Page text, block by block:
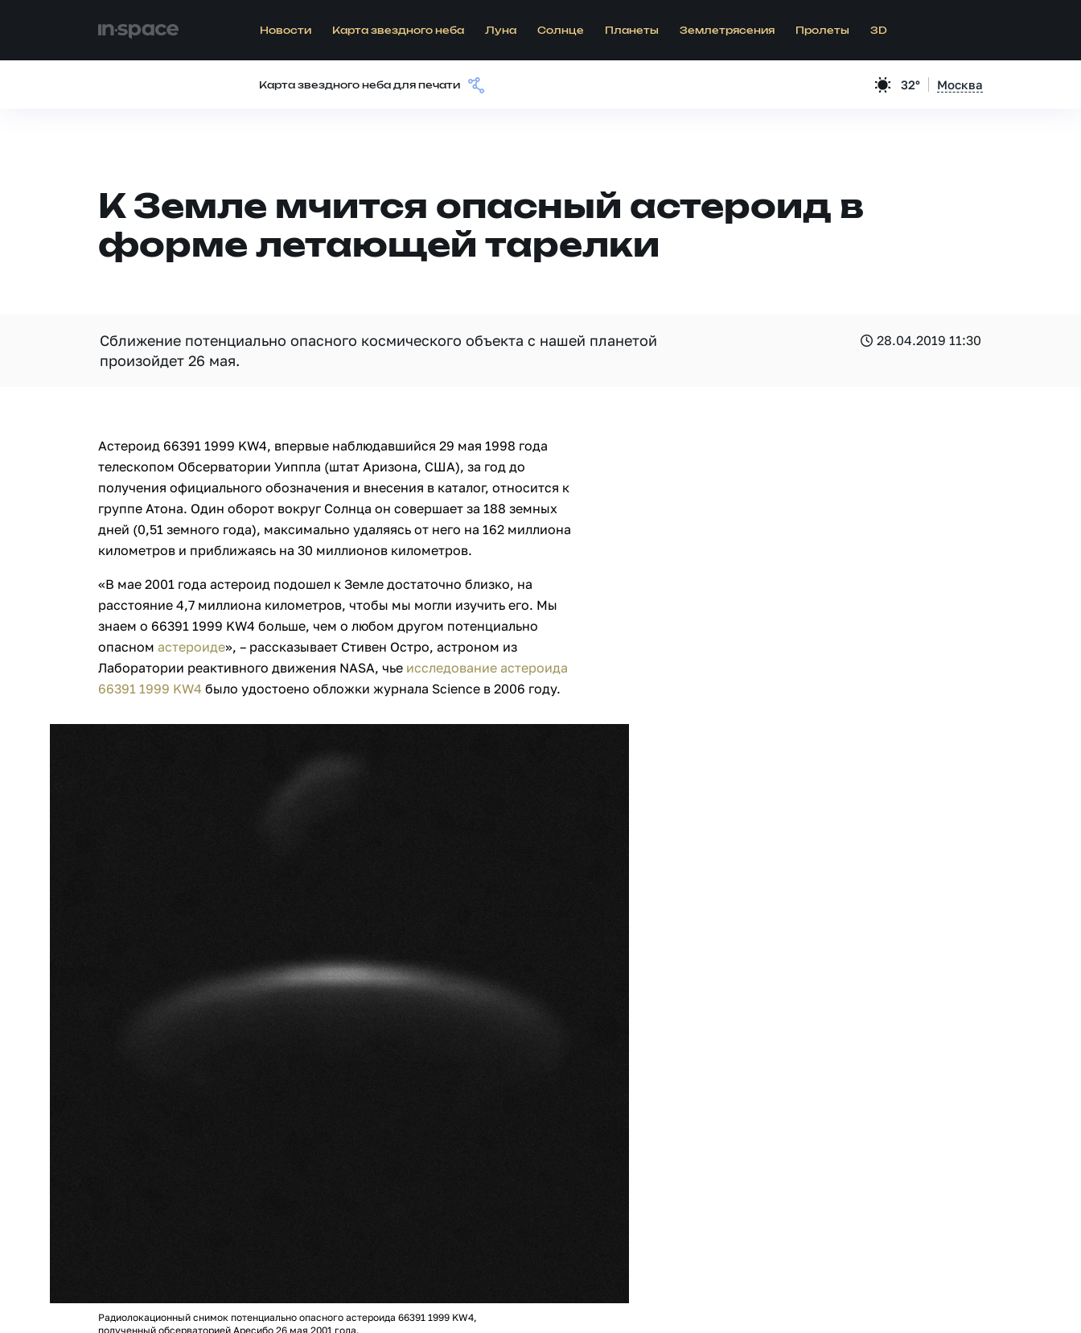
Новости Карта звездного неба Луна Солнце Планеты Землетрясения Пролеты 3D
Карта звездного неба для печати 32° Москва
К Земле мчится опасный астероид в
форме летающей тарелки
Сближение потенциально опасного космического объекта с нашей планетой
произойдет 26 мая.
28.04.2019 11:30
Астероид 66391 1999 KW4, впервые наблюдавшийся 29 мая 1998 года
телескопом Обсерватории Уиппла (штат Аризона, США), за год до
получения официального обозначения и внесения в каталог, относится к
группе Атона. Один оборот вокруг Солнца он совершает за 188 земных
дней (0,51 земного года), максимально удаляясь от него на 162 миллиона
километров и приближаясь на 30 миллионов километров.
«В мае 2001 года астероид подошел к Земле достаточно близко, на
расстояние 4,7 миллиона километров, чтобы мы могли изучить его. Мы
знаем о 66391 1999 KW4 больше, чем о любом другом потенциально
опасном астероиде», – рассказывает Стивен Остро, астроном из
Лаборатории реактивного движения NASA, чье исследование астероида
66391 1999 KW4 было удостоено обложки журнала Science в 2006 году.
Радиолокационный снимок потенциально опасного астероида 66391 1999 KW4,
полученный обсерваторией Аресибо 26 мая 2001 года.